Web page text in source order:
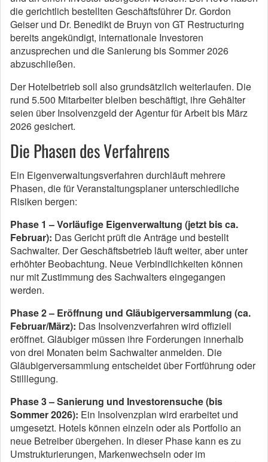
die gerichtlich bestellten Geschäftsführer Dr. Gordon
Geiser und Dr. Benedikt de Bruyn von GT Restructuring
bereits angekündigt, internationale Investoren
anzusprechen und die Sanierung bis Sommer 2026
abzuschließen.
Der Hotelbetrieb soll also grundsätzlich weiterlaufen. Die
rund 5.500 Mitarbeiter bleiben beschäftigt, ihre Gehälter
seien über Insolvenzgeld der Agentur für Arbeit bis März
2026 gesichert.
Die Phasen des Verfahrens
Ein Eigenverwaltungsverfahren durchläuft mehrere
Phasen, die für Veranstaltungsplaner unterschiedliche
Risiken bergen:
Phase 1 – Vorläufige Eigenverwaltung (jetzt bis ca.
Februar): Das Gericht prüft die Anträge und bestellt
Sachwalter. Der Geschäftsbetrieb läuft weiter, aber unter
erhöhter Beobachtung. Neue Verbindlichkeiten können
nur mit Zustimmung des Sachwalters eingegangen
werden.
Phase 2 – Eröffnung und Gläubigerversammlung (ca.
Februar/März): Das Insolvenzverfahren wird offiziell
eröffnet. Gläubiger müssen ihre Forderungen innerhalb
von drei Monaten beim Sachwalter anmelden. Die
Gläubigerversammlung entscheidet über Fortführung oder
Stilllegung.
Phase 3 – Sanierung und Investorensuche (bis
Sommer 2026): Ein Insolvenzplan wird erarbeitet und
umgesetzt. Hotels können einzeln oder als Portfolio an
neue Betreiber übergehen. In dieser Phase kann es zu
Umstrukturierungen, Markenwechseln oder im